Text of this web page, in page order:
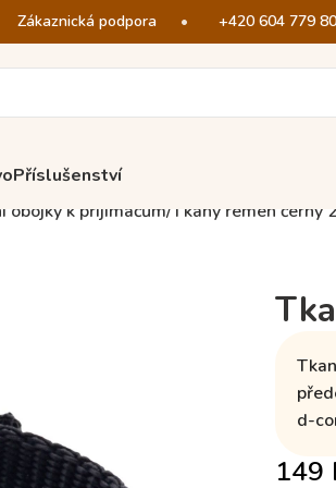
Zákaznická podpora • +420 604 779
Příslušenství
obojky k přijímačům Tkaný řemen černý
d-
149